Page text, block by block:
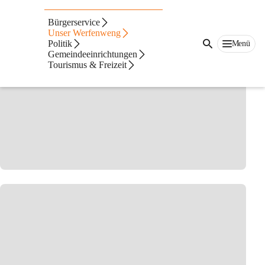
Bürgerservice
Unser Werfenweng
Politik
Gemeindeeinrichtungen
Tourismus & Freizeit
Menü
Betriebe Teil von CITIES